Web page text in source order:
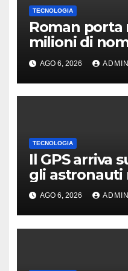
TECNOLOGIA
Roman porta
milioni di
astronomia
AGO 6, 2026 ADMIN
TECNOLOGIA
Il GPS arriva
gli astronauti
perderanno
AGO 6, 2026 ADMIN